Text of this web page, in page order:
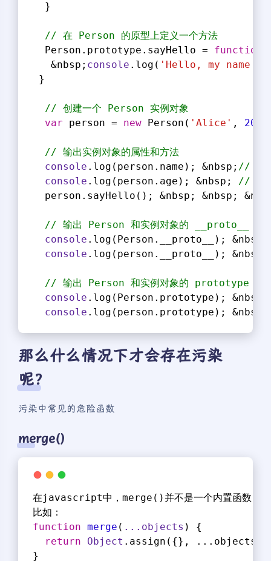
  }
// 在 Person 的原型上定义一个方法
  Person.prototype.sayHello =
function
   &nbsp;
console .log( 'Hello, my name
}
// 创建一个 Person 实例对象
var person = new Person( 'Alice' , 20
// 输出实例对象的属性和方法
console .log(person.name); &nbsp; //
console .log(person.age); &nbsp; // 20
person.sayHello(); &nbsp; &nbsp;
// 输出 Person 和实例对象的 __proto__ 属
console .log(Person.__proto__);
console .log(person.__proto__); &nbsp;
// 输出 Person 和实例对象的 prototype 属
console .log(Person.prototype); &nbsp;
console .log(person.prototype);
那么什么情况下才会存在污染
呢？
污染中常见的危险函数
merge()
在javascript中，merge()并不是一个内置函数，当
比如：
function merge ( ...objects ) {
return
Object .assign({}, ...objects);
}